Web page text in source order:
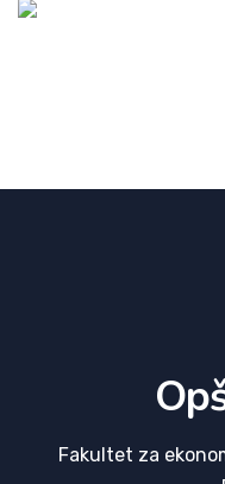
Fakultet za